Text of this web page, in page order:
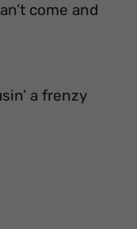
come and
a frenzy